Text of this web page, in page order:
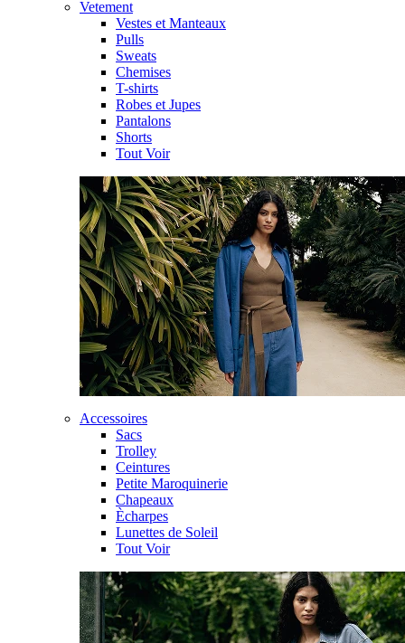
Vetement
Vestes et Manteaux
Pulls
Sweats
Chemises
T-shirts
Robes et Jupes
Pantalons
Shorts
Tout Voir
Accessoires
Sacs
Trolley
Ceintures
Petite Maroquinerie
Chapeaux
Ècharpes
Lunettes de Soleil
Tout Voir